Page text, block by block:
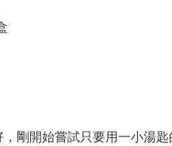
剛開始嘗試只要用一小湯